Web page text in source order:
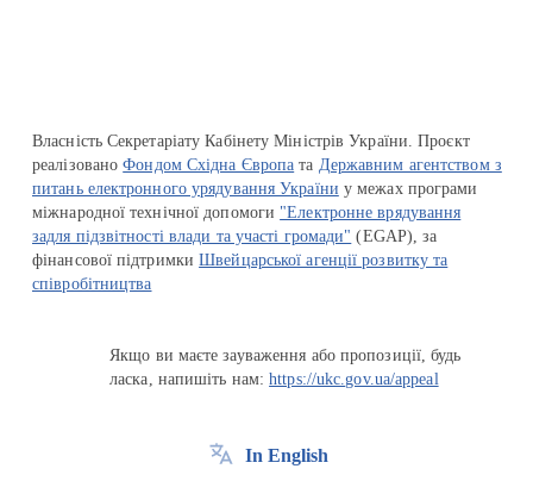
Власність Секретаріату Кабінету Міністрів України. Проєкт
реалізованоФондом Східна Європа та Державним агентством з
питань електронного урядування України у межах програми
міжнародної технічної допомоги "Електронне врядування
задля підзвітності влади та участі громади" (EGAP), за
фінансової підтримкиШвейцарської агенції розвитку та
співробітництва
Якщо ви маєте зауваження або пропозиції, будь
ласка, напишіть нам:https://ukc.gov.ua/appeal
In English